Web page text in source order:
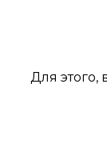
Для этого,